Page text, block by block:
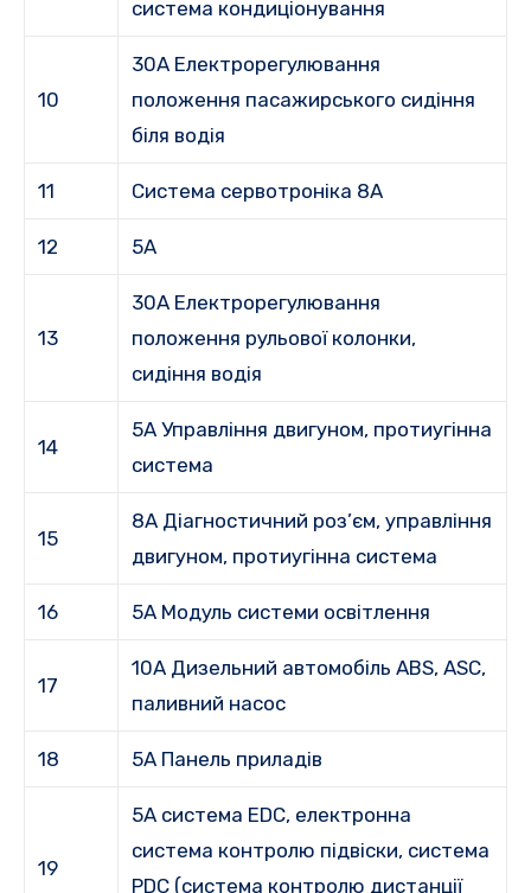
система кондиціонування
10
30А Електрорегулювання
положення пасажирського сидіння
біля водія
11 Система сервотроніка 8А
12 5А
13
30А Електрорегулювання
положення рульової колонки,
сидіння водія
14
5A Управління двигуном, протиугінна
система
15
8A Діагностичний роз’єм, управління
двигуном, протиугінна система
16 5А Модуль системи освітлення
17
10A Дизельний автомобіль ABS, ASC,
паливний насос
18 5А Панель приладів
19
5A система EDC, електронна
система контролю підвіски, система
PDC (система контролю дистанції